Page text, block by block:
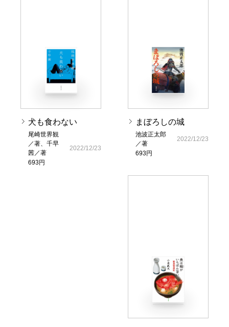
犬も食わない
尾崎世界観
／著、千早
茜／著
693円
2022/12/23
まぼろしの城
池波正太郎
／著
693円
2022/12/23